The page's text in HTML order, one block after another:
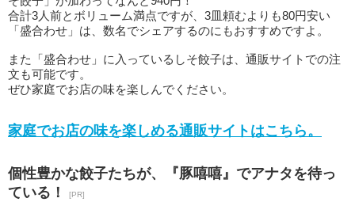
合計3人前とボリューム満点ですが、3皿頼むよりも80円安い
「盛合わせ」は、数名でシェアするのにもおすすめですよ。
また「盛合わせ」に入っているしそ餃子は、通販サイトでの注
文も可能です。
ぜひ家庭でお店の味を楽しんでください。
家庭でお店の味を楽しめる通販サイトはこちら。
個性豊かな餃子たちが、『豚嘻嘻』でアナタを待っ
ている！
[PR]